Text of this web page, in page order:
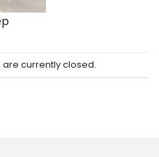
currently closed.